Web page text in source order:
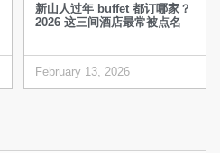
新山人过年 buffet 都订哪家？
2026 这三间酒店最常被点名
February 13, 2026